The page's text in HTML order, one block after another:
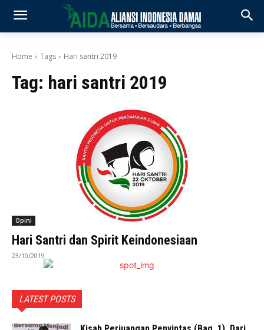
Home Tags Hari santri 2019
Tag: hari santri 2019
Opini
Hari Santri dan Spirit Keindonesiaan
23/10/2019
LATEST POSTS